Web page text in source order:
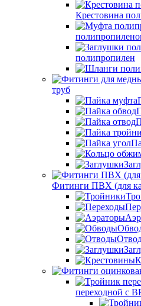
Крестовина
полипропилен
труб
Фитинги ПВХ (для
переходной с